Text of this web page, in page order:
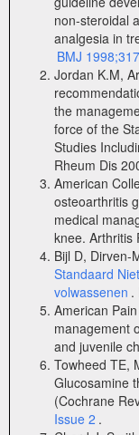
non-steroidal
analgesia in
BMJ
Jordan K.M,
the
force of the
Studies
Rheum Dis
American
osteoarthritis
medical
knee. Arthritis
Bijl D, Dirven-
Standaard
volwassenen .
American
management
and juvenile
Towheed TE,
Glucosamine
(Cochrane
Issue 2 .